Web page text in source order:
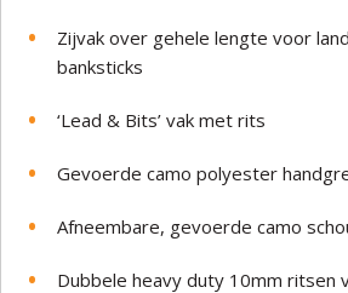
Zijvak over gehele lengte voor
banksticks
‘Lead & Bits’ vak met rits
Gevoerde camo polyester
Afneembare, gevoerde camo
Dubbele heavy duty 10mm ritsen